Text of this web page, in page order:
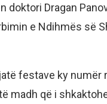
doktori Dragan
e Ndihmës së
festave ky numër
madh që i